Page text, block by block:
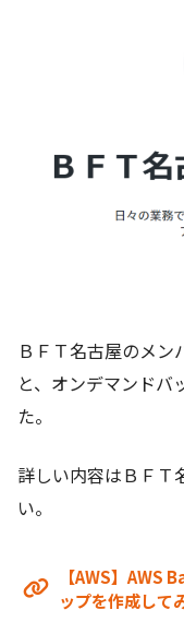
ＢＦＴ名古屋のメン
と、オンデマンドバ
た。
詳しい内容はＢＦＴ
い。
【AWS】AWS
ップを作成して